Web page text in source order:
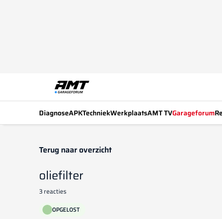
DiagnoseAPKTechniekWerkplaatsAMT TVGarageforum
Terug naar overzicht
oliefilter
3 reacties
OPGELOST